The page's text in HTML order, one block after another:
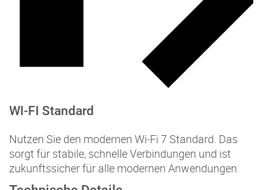
WI‑FI Standard
Nutzen Sie den modernen Wi‑Fi 7 Standard. Das
sorgt für stabile, schnelle Verbindungen und ist
zukunftssicher für alle modernen Anwendungen.